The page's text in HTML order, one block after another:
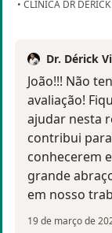
• CLÍNICA DR
Dr. Dérick
João!!! Não
avaliação!
ajudar nesta
contribui
conhecerem
grande
em nosso
19 de março de